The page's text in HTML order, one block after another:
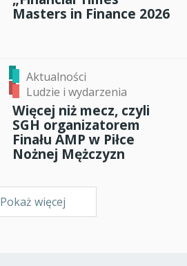
Masters in Finance 2026
Aktualności
Ludzie i wydarzenia
Więcej niż mecz, czyli
SGH organizatorem
Finału AMP w Piłce
Nożnej Mężczyzn
Pokaż więcej